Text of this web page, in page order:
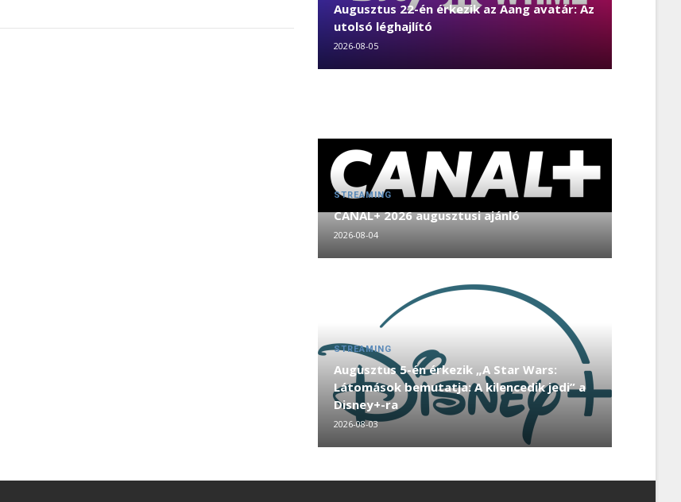
Augusztus 22-én érkezik az Aang avatár: Az
utolsó léghajlító
2026-08-05
STREAMING
CANAL+ 2026 augusztusi ajánló
2026-08-04
STREAMING
Augusztus 5-én érkezik „A Star Wars:
Látomások bemutatja: A kilencedik jedi” a
Disney+-ra
2026-08-03